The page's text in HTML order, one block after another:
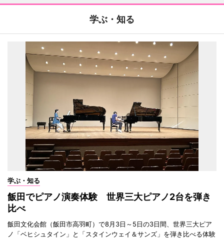
学ぶ・知る
学ぶ・知る
飯田でピアノ演奏体験 世界三大ピアノ2台を弾き
比べ
飯田文化会館（飯田市高羽町）で8月3日～5日の3日間、世界三大ピア
ノ「ベヒシュタイン」と「スタインウェイ＆サンズ」を弾き比べる体験